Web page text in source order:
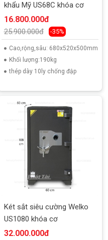
khẩu Mỹ US68C khóa cơ
16.800.000đ
25.900.000đ -35%
Cao,rộng,sâu: 680x520x500mm
Khối lượng:190kg
thép dày 10ly chống đập
Két sắt siêu cường Welko
US1080 khóa cơ
32.000.000đ